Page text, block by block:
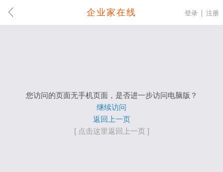
企业家在线 登录 注册
您访问的页面无手机页面，是否进一步访问电脑版？
继续访问
返回上一页
[ 点击这里返回上一页 ]